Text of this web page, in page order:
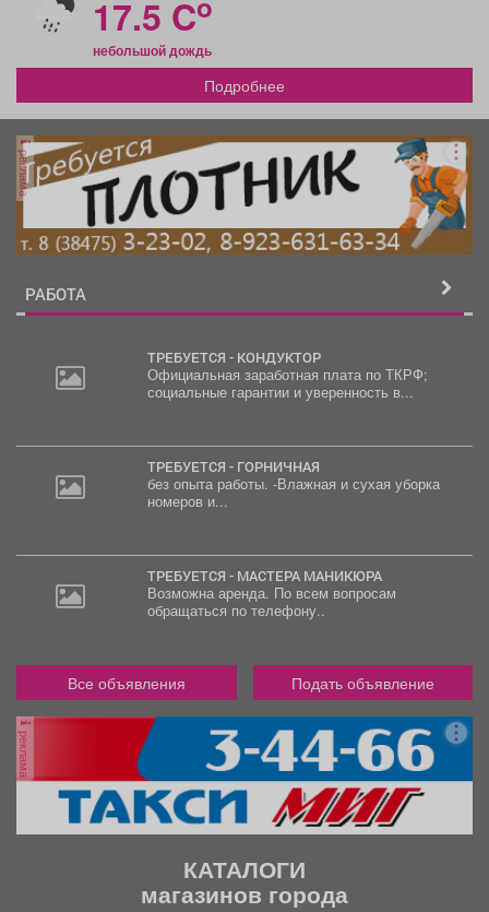
17.5 C
небольшой дождь
Подробнее
реклама
РАБОТА
ТРЕБУЕТСЯ - КОНДУКТОР
Официальная заработная плата по ТКРФ;
социальные гарантии и уверенность в...
ТРЕБУЕТСЯ - ГОРНИЧНАЯ
без опыта работы. -Влажная и сухая уборка
номеров и...
ТРЕБУЕТСЯ - МАСТЕРА МАНИКЮРА
Возможна аренда. По всем вопросам
обращаться по телефону..
Все объявления Подать объявление
реклама
КАТАЛОГИ
магазинов города